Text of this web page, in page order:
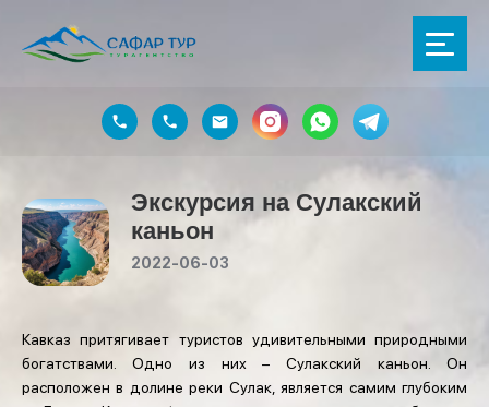
Экскурсия на Сулакский
каньон
2022-06-03
Кавказ притягивает туристов удивительными природными
богатствами. Одно из них – Сулакский каньон. Он
расположен в долине реки Сулак, является самим глубоким